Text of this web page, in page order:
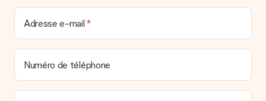
Adresse e-mail
Numéro de téléphone